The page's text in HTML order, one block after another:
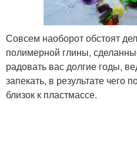
Совсем наоборот обстоят
полимерной глины,
радовать вас долгие годы,
запекать, в результате чего
близок к пластмассе.